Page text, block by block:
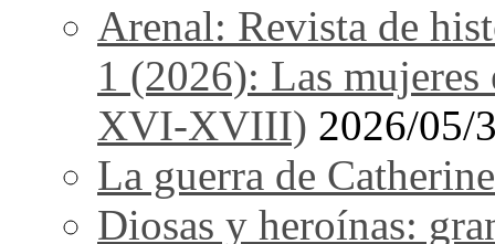
Arenal: Revista de
1 (2026): Las
XVI-XVIII) 2026/05/
La guerra de Catherine
Diosas y heroínas: